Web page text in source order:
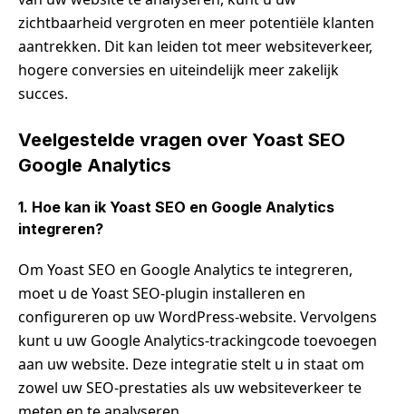
zichtbaarheid vergroten en meer potentiële klanten
aantrekken. Dit kan leiden tot meer websiteverkeer,
hogere conversies en uiteindelijk meer zakelijk
succes.
Veelgestelde vragen over Yoast SEO
Google Analytics
1. Hoe kan ik Yoast SEO en Google Analytics
integreren?
Om Yoast SEO en Google Analytics te integreren,
moet u de Yoast SEO-plugin installeren en
configureren op uw WordPress-website. Vervolgens
kunt u uw Google Analytics-trackingcode toevoegen
aan uw website. Deze integratie stelt u in staat om
zowel uw SEO-prestaties als uw websiteverkeer te